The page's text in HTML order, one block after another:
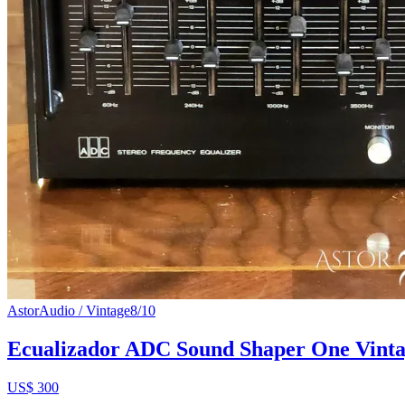
AstorAudio / Vintage8/10
Ecualizador ADC Sound Shaper One
US$ 300